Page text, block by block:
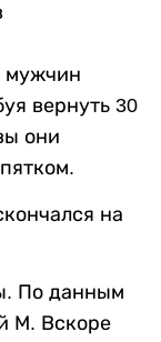
мужчин
вернуть 30
они
на
По данным
М. Вскоре